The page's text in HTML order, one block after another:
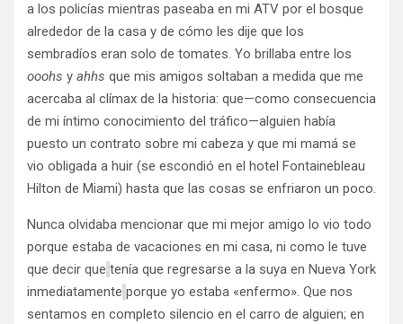
a los policías mientras paseaba en mi ATV por el bosque
alrededor de la casa y de cómo les dije que los
sembradíos eran solo de tomates. Yo brillaba entre los
ooohs y ahhs que mis amigos soltaban a medida que me
acercaba al clímax de la historia: que—como consecuencia
de mi íntimo conocimiento del tráfico—alguien había
puesto un contrato sobre mi cabeza y que mi mamá se
vio obligada a huir (se escondió en el hotel Fontainebleau
Hilton de Miami) hasta que las cosas se enfriaron un poco.
Nunca olvidaba mencionar que mi mejor amigo lo vio todo
porque estaba de vacaciones en mi casa, ni como le tuve
que decir que tenía que regresarse a la suya en Nueva York
inmediatamente porque yo estaba «enfermo». Que nos
sentamos en completo silencio en el carro de alguien; en